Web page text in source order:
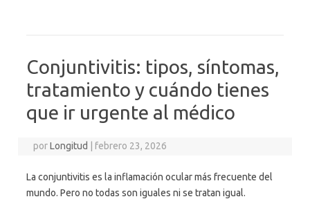
Conjuntivitis: tipos, síntomas,
tratamiento y cuándo tienes
que ir urgente al médico
porLongitud febrero 23, 2026
La conjuntivitis es la inflamación ocular más frecuente del
mundo. Pero no todas son iguales ni se tratan igual.